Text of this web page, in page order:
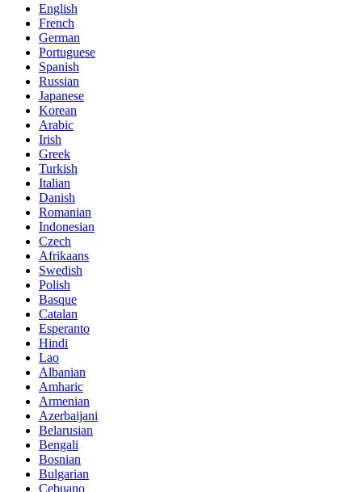
English
French
German
Portuguese
Spanish
Russian
Japanese
Korean
Arabic
Irish
Greek
Turkish
Italian
Danish
Romanian
Indonesian
Czech
Afrikaans
Swedish
Polish
Basque
Catalan
Esperanto
Hindi
Lao
Albanian
Amharic
Armenian
Azerbaijani
Belarusian
Bengali
Bosnian
Bulgarian
Cebuano